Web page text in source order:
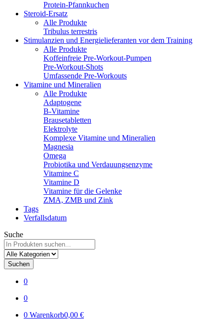
Protein-Pfannkuchen
Steroid-Ersatz
Alle Produkte
Tribulus terrestris
Stimulanzien und Energielieferanten vor dem Training
Alle Produkte
Koffeinfreie Pre-Workout-Pumpen
Pre-Workout-Shots
Umfassende Pre-Workouts
Vitamine und Mineralien
Alle Produkte
Adaptogene
B-Vitamine
Brausetabletten
Elektrolyte
Komplexe Vitamine und Mineralien
Magnesia
Omega
Probiotika und Verdauungsenzyme
Vitamine C
Vitamine D
Vitamine für die Gelenke
ZMA, ZMB und Zink
Tags
Verfallsdatum
Suche
Suchen
0
0
0 Warenkorb0,00 €